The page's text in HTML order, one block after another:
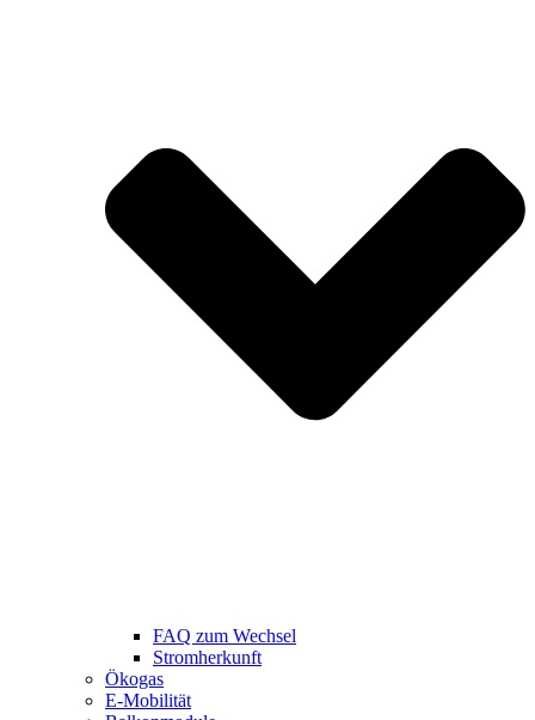
FAQ zum Wechsel
Stromherkunft
Ökogas
E-Mobilität